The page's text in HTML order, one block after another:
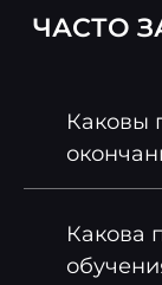
ЧАСТО
Каковы
Какова